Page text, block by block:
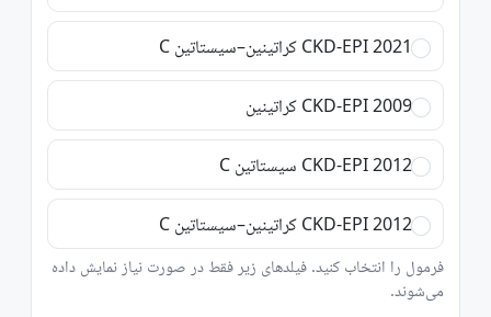
CKD-EPI 2021 کراتینین–سیستاتین C
CKD-EPI 2009 کراتینین
CKD-EPI 2012 سیستاتین C
CKD-EPI 2012 کراتینین–سیستاتین C
فرمول را انتخاب کنید. فیلدهای زیر فقط در صورت نیاز نمایش داده
می‌شوند.